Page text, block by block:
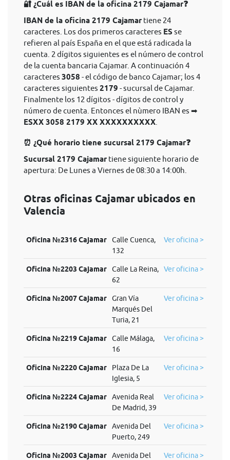
🔐 ¿Cuál es IBAN de la oficina 2179 Cajamar❓
IBAN de la oficina 2179 Cajamar tiene 24
caracteres. Los dos primeros caracteres ES se
refieren al país España en el que está radicada la
cuenta. 2 dígitos siguientes es el número de control
de la cuenta bancaria Cajamar. A continuación 4
caracteres 3058 - el código de banco Cajamar; los 4
caracteres siguientes 2179 - sucursal de Cajamar.
Finalmente los 12 dígitos - dígitos de control y
número de cuenta. Entonces el nùmero IBAN es ➡
ESXX 3058 2179 XX XXXXXXXXXX
⏰ ¿Qué horario tiene sucursal 2179 Cajamar❓
Sucursal 2179 Cajamar tiene siguiente horario de
apertura: De Lunes a Viernes de 08:30 a 14:00h.
Otras oficinas Cajamar ubicados en
Valencia
Oficina №2316 Cajamar
Calle Cuenca,
132
Ver oficina >
Oficina №2203 Cajamar
Calle La Reina,
62
Ver oficina >
Oficina №2007 Cajamar
Gran Vía
Marqués Del
Turia, 21
Ver oficina >
Oficina №2219 Cajamar
Calle Málaga,
16
Ver oficina >
Oficina №2220 Cajamar
Plaza De La
Iglesia, 5
Ver oficina >
Oficina №2224 Cajamar
Avenida Real
De Madrid, 39
Ver oficina >
Oficina №2190 Cajamar
Avenida Del
Puerto, 249
Ver oficina >
Oficina №2003 Cajamar
Avenida Del
Ver oficina >